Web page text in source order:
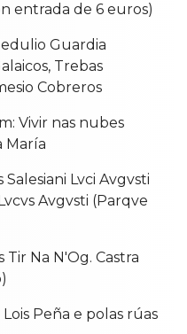
entrada de 6 euros)
Guardia
Trebas
Cobreros
Vivir nas nubes
María
Salesiani Lvci Avgvsti
Avgvsti (Parqve
Tir Na N'Og. Castra
Peña e polas rúas